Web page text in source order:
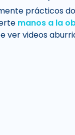
prácticos
manos a la
ver videos